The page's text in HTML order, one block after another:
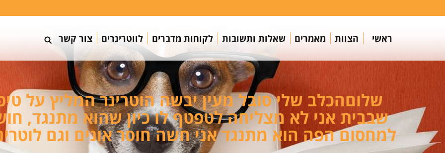
ראשי הצוות מאמרים שאלות ותשובות לקוחות מדברים לווטרינרים צור קשר
שלוםהכלב שלי סובל מעין יבשה הוטרינר המליץ על
שבבית אני לא מצליחה לטפטף לו כיון שהוא מתנגד,
למחסום הפה הוא מתנגד אני חשה חוסר אונים וגם